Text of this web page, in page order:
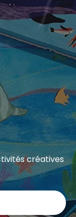
créatives